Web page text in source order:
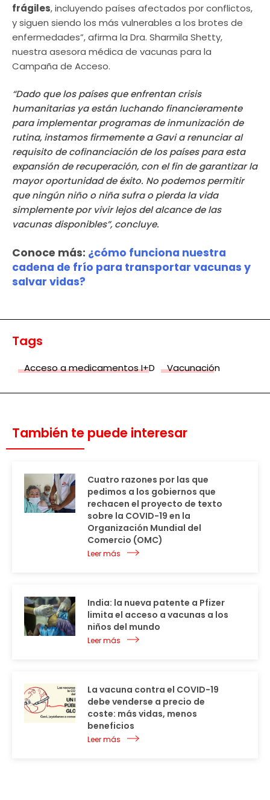
frágiles, incluyendo países afectados por conflictos,
y siguen siendo los más vulnerables a los brotes de
enfermedades”, afirma la Dra. Sharmila Shetty,
nuestra asesora médica de vacunas para la
Campaña de Acceso.
“Dado que los países que enfrentan crisis
humanitarias ya están luchando financieramente
para implementar programas de inmunización de
rutina, instamos firmemente a Gavi a renunciar al
requisito de cofinanciación de los países para esta
expansión de recuperación, con el fin de garantizar la
mayor oportunidad de éxito. No podemos permitir
que ningún niño o niña sufra o pierda la vida
simplemente por vivir lejos del alcance de las
vacunas disponibles”, concluye.
Conoce más: ¿cómo funciona nuestra
cadena de frío para transportar vacunas y
salvar vidas?
Tags
Acceso a medicamentos I+D Vacunación
También te puede interesar
Cuatro razones por las que
pedimos a los gobiernos que
rechacen el proyecto de texto
sobre la COVID-19 en la
Organización Mundial del
Comercio (OMC)
Leer más
India: la nueva patente a Pfizer
limita el acceso a vacunas a los
niños del mundo
Leer más
La vacuna contra el COVID-19
debe venderse a precio de
coste: más vidas, menos
beneficios
Leer más